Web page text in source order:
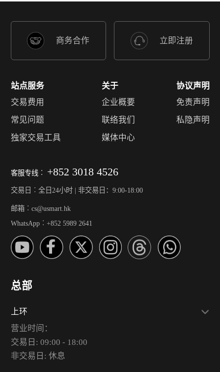
商务合作 立即注册
站点服务
交易费用
常见问题
独家交易工具
关于
企业概要
联络我们
媒体中心
协议声明
免责声明
私隐声明
客服专线︰ +852 3018 4526
交易日︰全日24小时 | 非交易日：9:00-18:00
邮箱︰cs@usmart.hk
WhatsApp︰+852 5989 2641
总部
上环
营业时间：
交易日: 09:00 - 18:00
非交易日: 休息